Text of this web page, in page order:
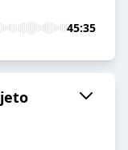
45:35